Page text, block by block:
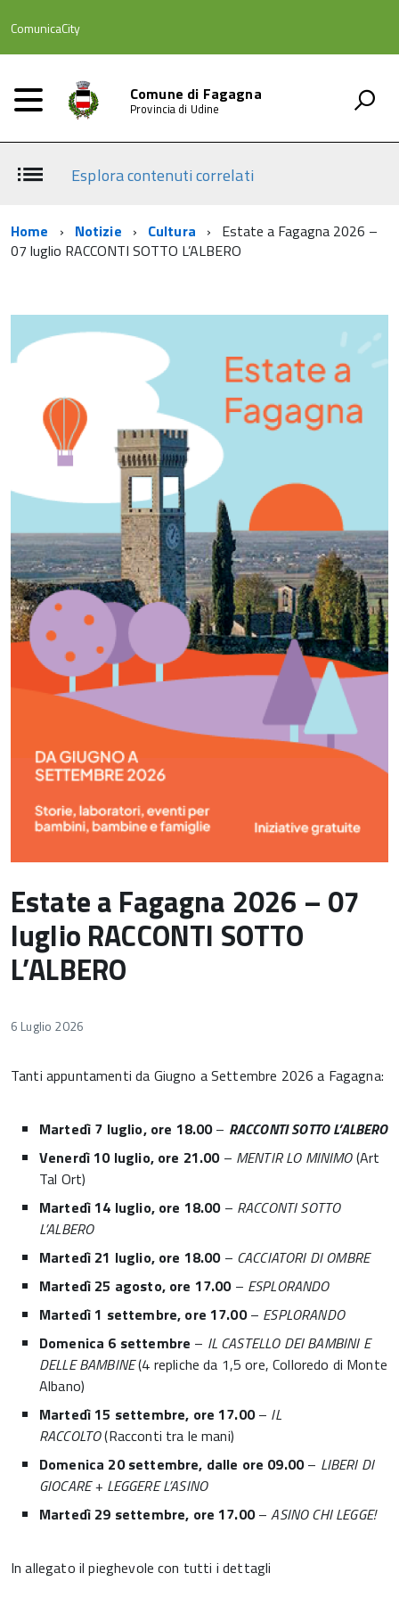
ComunicaCity
Comune di Fagagna
Provincia di Udine
Esplora contenuti correlati
Home Notizie Cultura
Estate a Fagagna 2026 –
07 luglio RACCONTI SOTTO L’ALBERO
Estate a Fagagna 2026 – 07
luglio RACCONTI SOTTO
L’ALBERO
6 Luglio 2026
Tanti appuntamenti da Giugno a Settembre 2026 a Fagagna:
Martedì 7 luglio, ore 18.00– RACCONTI SOTTO L’ALBERO
Venerdì 10 luglio, ore 21.00– MENTIR LO MINIMO(Art
Tal Ort)
Martedì 14 luglio, ore 18.00– RACCONTI SOTTO
L’ALBERO
Martedì 21 luglio, ore 18.00– CACCIATORI DI OMBRE
Martedì 25 agosto, ore 17.00– ESPLORANDO
Martedì 1 settembre, ore 17.00– ESPLORANDO
Domenica 6 settembre – IL CASTELLO DEI BAMBINI E
DELLE BAMBINE(4 repliche da 1,5 ore, Colloredo di Monte
Albano)
Martedì 15 settembre, ore 17.00– IL
RACCOLTO(Racconti tra le mani)
Domenica 20 settembre, dalle ore 09.00– LIBERI DI
GIOCARE + LEGGERE L’ASINO
Martedì 29 settembre, ore 17.00–ASINO CHI LEGGE!
In allegato il pieghevole con tutti i dettagli